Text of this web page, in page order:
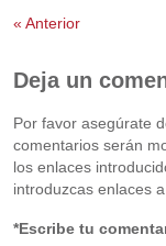
« Anterior
Deja un
Por favor asegúrate
comentarios serán
los enlaces
introduzcas enlaces
*Escribe tu